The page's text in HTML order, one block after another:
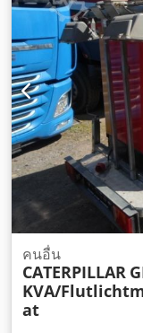
คนอื่น
CATERPILLAR
KVA/
at